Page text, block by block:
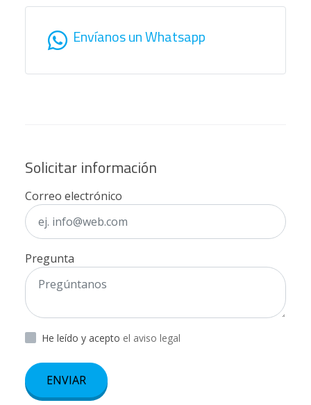
Envíanos un Whatsapp
Solicitar información
Correo electrónico
Pregunta
He leído y acepto el aviso legal
ENVIAR